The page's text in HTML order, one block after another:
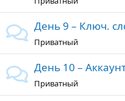
День 9 – Ключ.
Приватный
День 10 –
Приватный